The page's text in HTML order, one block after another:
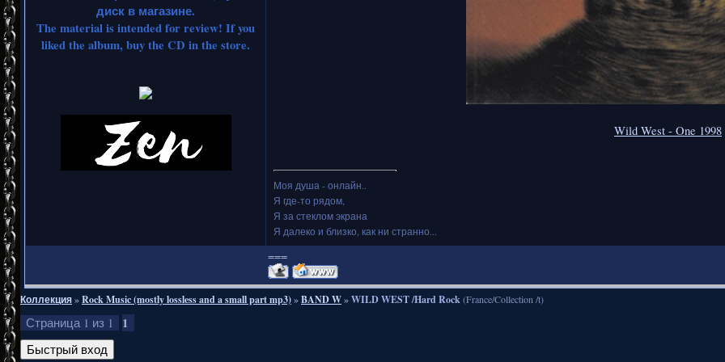
диск в магазине.
The material is intended for review! If you
liked the album, buy the CD in the store.
Wild West - One 1998
Моя душа - онлайн..
Я где-то рядом,
Я за стеклом экрана
Я далеко и близко, как ни странно...
===
Коллекция»Rock Music (mostly lossless and a small part mp3)»BAND W»WILD WEST /Hard Rock(France/Collection /t)
Страница 1 из 1 1